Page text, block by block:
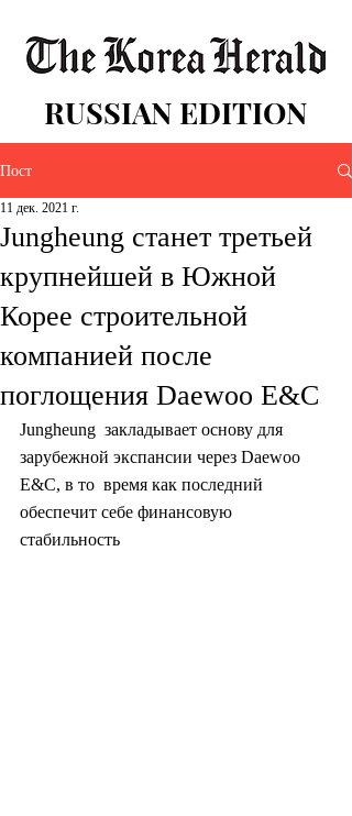
RUSSIAN EDITION
Пост
Jungheung станет третьей
крупнейшей в Южной
Корее строительной
компанией после
поглощения Daewoo E&C
11 дек. 2021 г.
Jungheung  закладывает основу для
зарубежной экспансии через Daewoo
E&C, в то  время как последний
обеспечит себе финансовую
стабильность